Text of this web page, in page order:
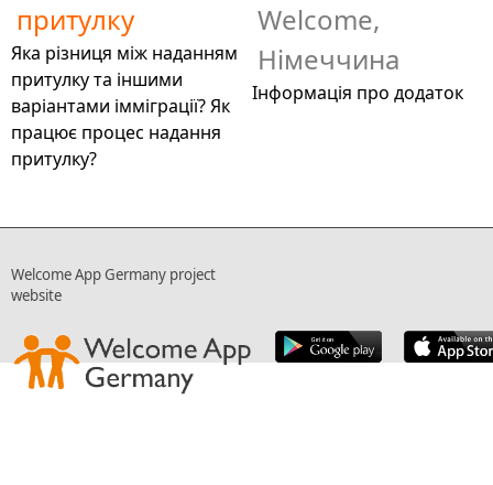
притулку
Яка різниця між наданням
притулку та іншими
варіантами імміграції? Як
працює процес надання
притулку?
Welcome,
Німеччина
Інформація про додаток
Welcome App Germany project
website